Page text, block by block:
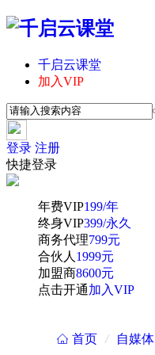
千启云课堂
加入VIP
登录 注册
快捷登录
年费VIP199/年
终身VIP399/永久
商务代理799元
合伙人 1999元
加盟商8600元
点击开通加入VIP
 首页 / 自媒体